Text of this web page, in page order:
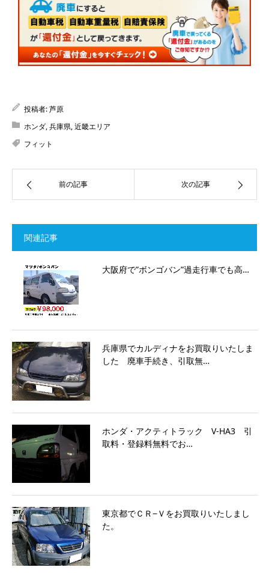
投稿者:芦原
ホンダ,兵庫県,近畿エリア
フィット
前の記事 次の記事
関連記事
大阪府で”ボンゴバン”過走行車でも高…
兵庫県でカルディナをお買取りいたしま
した 廃車手続き、引取無…
ホンダ・アクティトラック V-HA3 引
取料・登録料無料でお…
東京都でＣＲ−Ｖをお買取りいたしまし
た。